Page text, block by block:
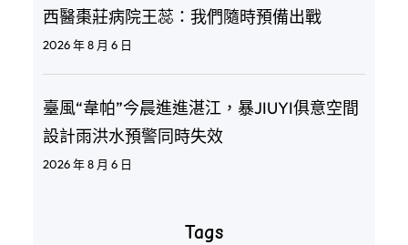
西醫棗莊病院王蕊：我們隨時預備出戰
2026 年 8 月 6 日
臺風“韋帕”今晨進進湛江，暴JIUYI俱意空間
設計雨洪水預警同時失效
2026 年 8 月 6 日
Tags